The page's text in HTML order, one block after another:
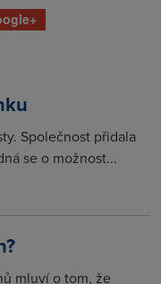
Společnost přidala
se o možnost...
mluví o tom, že